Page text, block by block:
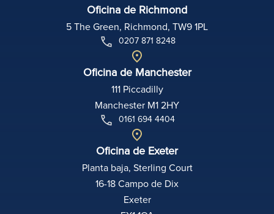
Oficina de Richmond
5 The Green, Richmond, TW9 1PL
0207 871 8248
Oficina de Manchester
111 Piccadilly
Manchester M1 2HY
0161 694 4404
Oficina de Exeter
Planta baja, Sterling Court
16-18 Campo de Dix
Exeter